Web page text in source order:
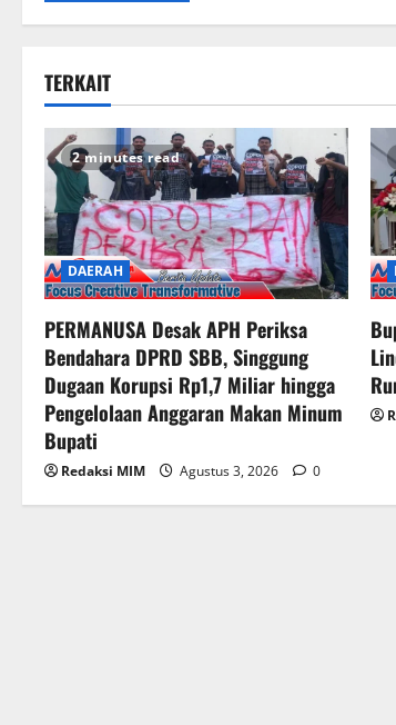
TERKAIT
2 minutes read
DAERAH
PERMANUSA Desak APH Periksa
Bendahara DPRD SBB, Singgung
Dugaan Korupsi Rp1,7 Miliar hingga
Pengelolaan Anggaran Makan Minum
Bupati
Redaksi MIM Agustus 3, 2026 0